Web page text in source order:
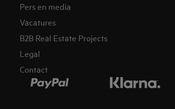
Pers en media
Vacatures
B2B Real Estate Projects
Legal
Contact